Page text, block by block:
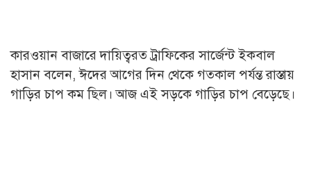
কারওয়ান বাজারে দায়িত্বরত ট্রাফিকের সার্জেন্ট ইকবাল
হাসান বলেন, ঈদের আগের দিন থেকে গতকাল পর্যন্ত রাস্তায়
গাড়ির চাপ কম ছিল। আজ এই সড়কে গাড়ির চাপ বেড়েছে।